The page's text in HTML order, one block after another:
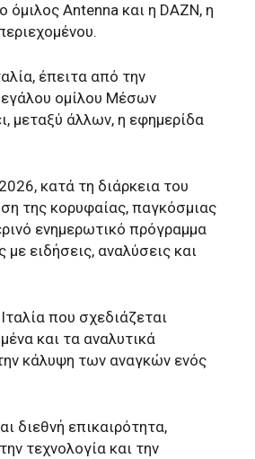
Antenna και η DAZN, η
έπειτα από την
ομίλου Μέσων
μεταξύ άλλων, η εφημερίδα
κατά τη διάρκεια του
της κορυφαίας, παγκόσμιας
ενημερωτικό πρόγραμμα
ειδήσεις, αναλύσεις και
που σχεδιάζεται
και τα αναλυτικά
κάλυψη των αναγκών ενός
διεθνή επικαιρότητα,
τεχνολογία και την